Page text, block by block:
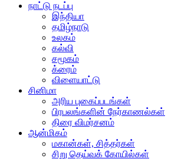
நாட்டு நடப்பு
இந்தியா
தமிழ்நாடு
உலகம்
கல்வி
சமூகம்
க்ரைம்
விளையாட்டு
சினிமா
அரிய புகைப்படங்கள்
பிரபலங்களின் நேர்காணல்கள்
திரை விமர்சனம்
ஆன்மிகம்
மகான்கள், சித்தர்கள்
சிறு தெய்வக் கோயில்கள்